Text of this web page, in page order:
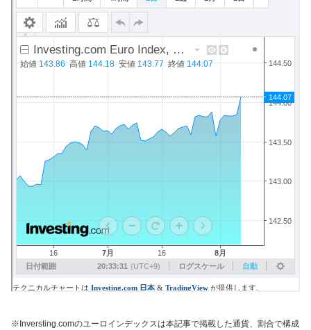
※Inversting.comのユーロインデックスは本記事で掲載した通貨、割合で構成